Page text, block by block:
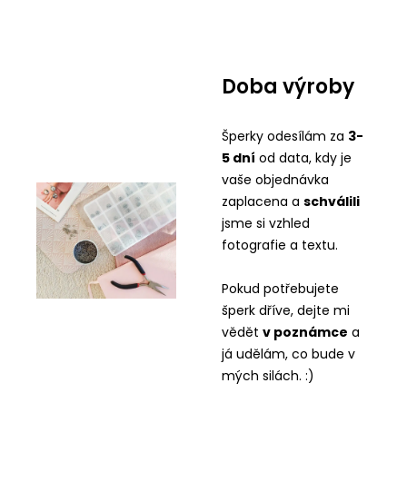
Doba výroby
Šperky odesílám za 3-
5 dní od data, kdy je
vaše objednávka
zaplacena a schválili
jsme si vzhled
fotografie a textu.
Pokud potřebujete
šperk dříve, dejte mi
vědět v poznámce a
já udělám, co bude v
mých silách. :)